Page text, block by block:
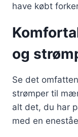
have købt
og
Se det
strømper til
alt det, du har
med en